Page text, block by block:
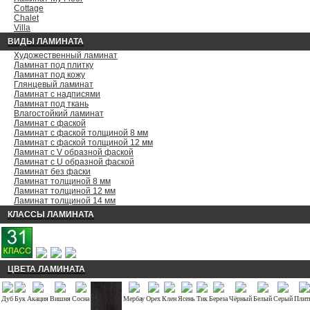
Cottage
Chalet
Villa
ВИДЫ ЛАМИНАТА
Художественный ламинат
Ламинат под плитку
Ламинат под кожу
Глянцевый ламинат
Ламинат с надписями
Ламинат под ткань
Влагостойкий ламинат
Ламинат с фаской
Ламинат с фаской толщиной 8 мм
Ламинат с фаской толщиной 12 мм
Ламинат с V образной фаской
Ламинат с U образной фаской
Ламинат без фаски
Ламинат толщиной 8 мм
Ламинат толщиной 12 мм
Ламинат толщиной 14 мм
КЛАССЫ ЛАМИНАТА
ЦВЕТА ЛАМИНАТА
ДубБук АкацияВишняСосна МербауОрехКлен ЯсеньТикБерезаЧёрныйБелыйСерый